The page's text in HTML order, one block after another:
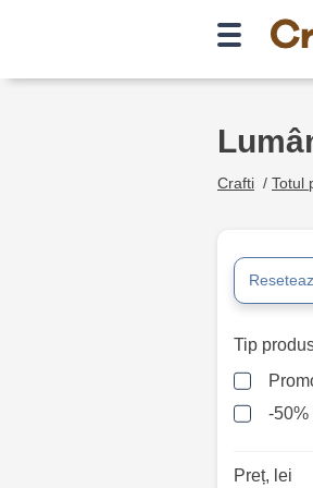
Crafti / Totul
Tip
-50%
Preț, lei